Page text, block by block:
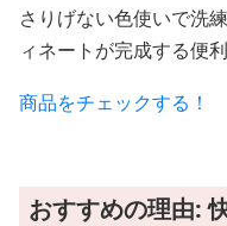
さりげない色使いで洗
ィネートが完成する便
商品をチェックする！
おすすめの理由: